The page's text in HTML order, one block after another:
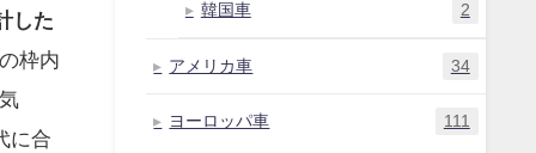
した
枠内
に合
韓国車 2
アメリカ車 34
ヨーロッパ車 111